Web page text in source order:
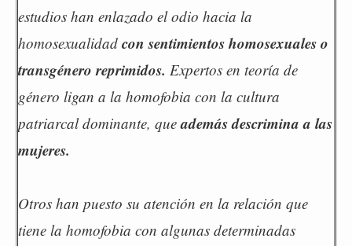
estudios han enlazado el odio hacia la
homosexualidad con sentimientos homosexuales o
transgénero reprimidos. Expertos en teoría de
género ligan a la homofobia con la cultura
patriarcal dominante, queademás descrimina a las
mujeres.
Otros han puesto su atención en la relación que
tiene la homofobia con algunas determinadas